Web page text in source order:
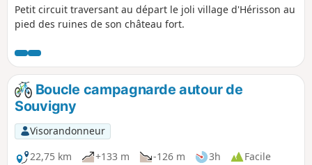
Petit circuit traversant au départ le joli village d'Hérisson au
pied des ruines de son château fort.
Boucle campagnarde autour de
Souvigny
Visorandonneur
22,75 km
+133 m -126 m 3h
Facile